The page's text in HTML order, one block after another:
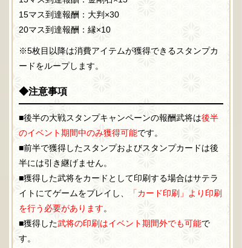
15マス到達報酬：大判×30
20マス到達報酬：縁×10
※5枚目以降は消費アイテムが獲得できるスタンプカ
ードをループします。
◆注意事項
■後半の大戦スタンプキャンペーンの報酬武将は後半
のイベント期間中のみ獲得可能です。
■前半で獲得したスタンプおよびスタンプカードは後
半には引き継げません。
■獲得した武将をカードとして印刷する場合はサテラ
イトにてゲームをプレイし、
「カード印刷」より印刷
を行う必要があります。
■獲得した武将の印刷はイベント期間外でも可能で
す。